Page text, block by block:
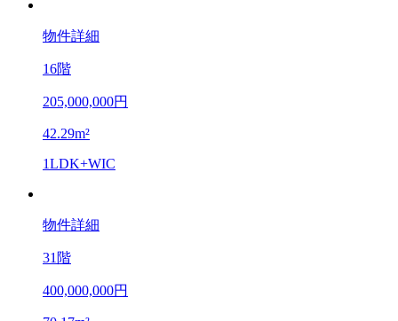
物件詳細
16階
205,000,000円
42.29m²
1LDK+WIC
物件詳細
31階
400,000,000円